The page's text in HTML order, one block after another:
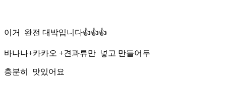
이거 완전 대박입니다👍👍👍
바나나+카카오 +견과류만 넣고 만들어두
충분히 맛있어요